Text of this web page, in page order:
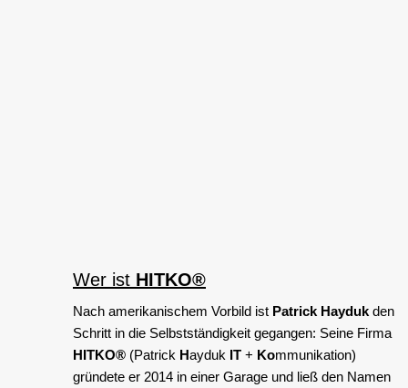
Wer ist HITKO®
Nach amerikanischem Vorbild ist Patrick Hayduk den
Schritt in die Selbstständigkeit gegangen: Seine Firma
HITKO® (Patrick Hayduk IT + Kommunikation)
gründete er 2014 in einer Garage und ließ den Namen